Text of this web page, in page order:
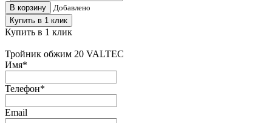
В корзину
Добавлено
Купить в 1 клик
Купить в 1 клик
Тройник обжим 20 VALTEC
Имя*
Телефон*
Email